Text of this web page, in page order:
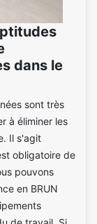
dans le
sont très
à éliminer les
Il s'agit
obligatoire de
pouvons
en BRUN